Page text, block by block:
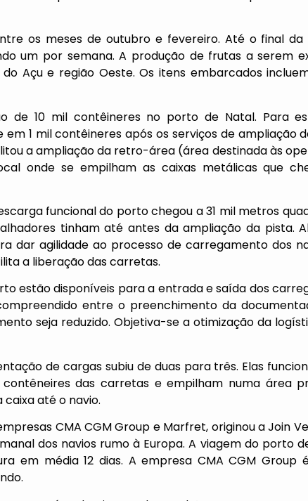
os meses de outubro e fevereiro. Até o final
um por semana. A produção de frutas a serem
Açu e região Oeste. Os itens embarcados
de 10 mil contêineres no porto de Natal. Para
1 mil contêineres após os serviços de ampliação
a ampliação da retro-área (área destinada às
onde se empilham as caixas metálicas que
funcional do porto chegou a 31 mil metros
tinham até antes da ampliação da pista.
dar agilidade ao processo de carregamento dos
a liberação das carretas.
estão disponíveis para a entrada e saída dos
entre o preenchimento da
seja reduzido. Objetiva-se a otimização da
de cargas subiu de duas para três. Elas
das carretas e empilham numa área
caixa até o navio.
CMA CGM Group e Marfret, originou a Join
dos navios rumo à Europa. A viagem do porto
em média 12 dias. A empresa CMA CGM Group